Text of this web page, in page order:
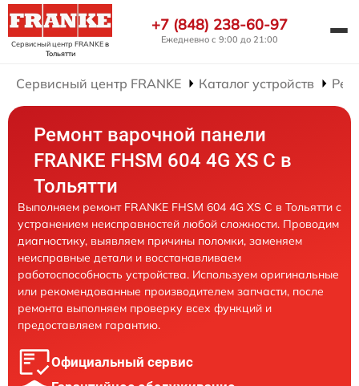
Сервисный центр FRANKEв
Тольятти
+7 (848) 238-60-97
Ежедневно с 9:00 до 21:00
Сервисный центр FRANKE Каталог устройств
Ремонт варочной панели
FRANKE FHSM 604 4G XS C в
Тольятти
Выполняем ремонт FRANKE FHSM 604 4G XS C в Тольятти с
устранением неисправностей любой сложности. Проводим
диагностику, выявляем причины поломки, заменяем
неисправные детали и восстанавливаем
работоспособность устройства. Используем оригинальные
или рекомендованные производителем запчасти, после
ремонта выполняем проверку всех функций и
предоставляем гарантию.
Официальный сервис